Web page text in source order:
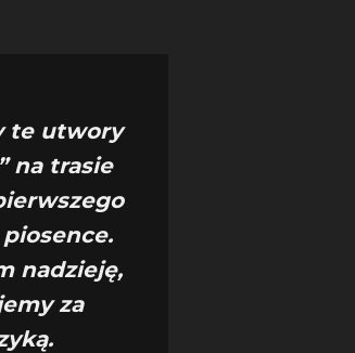
te utwory
na trasie
nadzieję,
za